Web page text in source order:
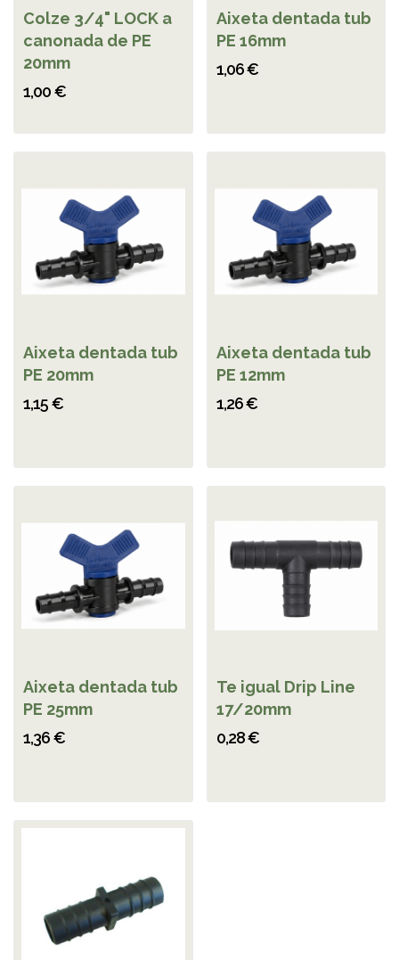
Colze 3/4" LOCK a
canonada de PE
20mm
1,00 €
Aixeta dentada tub
PE 16mm
1,06 €
Aixeta dentada tub
PE 20mm
1,15 €
Aixeta dentada tub
PE 12mm
1,26 €
Aixeta dentada tub
PE 25mm
1,36 €
Te igual Drip Line
17/20mm
0,28 €